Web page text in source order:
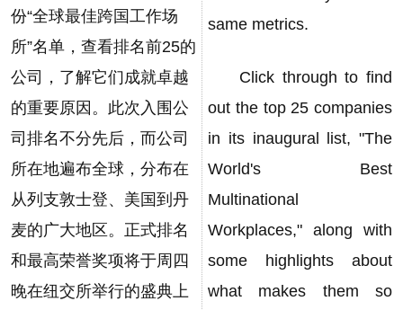
份“全球最佳跨国工作场
所”名单，查看排名前25的
公司，了解它们成就卓越
的重要原因。此次入围公
司排名不分先后，而公司
所在地遍布全球，分布在
从列支敦士登、美国到丹
麦的广大地区。正式排名
和最高荣誉奖项将于周四
晚在纽交所举行的盛典上
same metrics.
Click through to find
out the top 25 companies
in its inaugural list, "The
World's Best
Multinational
Workplaces," along with
some highlights about
what makes them so